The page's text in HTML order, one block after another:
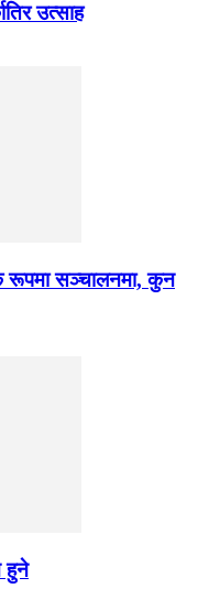
उत्साह
रूपमा सञ्चालनमा, कुन
हुने